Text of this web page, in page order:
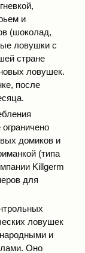
и
(шоколад,
ловушки с
стране
ловушек.
после
домиков и
(типа
Killgerm
для
ловушек
и
Оно